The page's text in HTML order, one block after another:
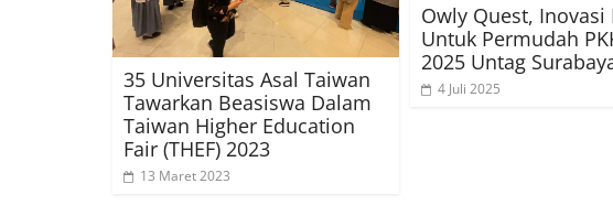
35 Universitas Asal Taiwan
Tawarkan Beasiswa Dalam
Taiwan Higher Education
Fair (THEF) 2023
13 Maret 2023
Owly Quest, Inovasi
Untuk Permudah
2025 Untag
4 Juli 2025